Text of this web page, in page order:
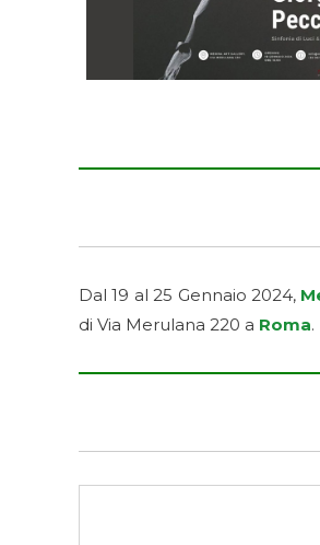
Dal 19 al 25 Gennaio 2024,
di Via Merulana 220 a Roma.